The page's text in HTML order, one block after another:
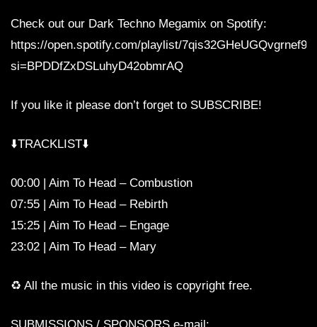
Check out our Dark Techno Megamix on Spotify:
https://open.spotify.com/playlist/
si=BPDDfZxDSLuhyD42obmrAQ
If you like it please don’t forget to SUBSCRIBE!
⬇️TRACKLIST⬇️
00:00 | Aim To Head – Combustion
07:55 | Aim To Head – Rebirth
15:25 | Aim To Head – Engage
23:02 | Aim To Head – Mary
♻️ All the music in this video is copyright free.